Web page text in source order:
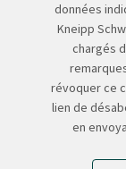
données
Kneipp
chargés
révoquer ce
lien de
en